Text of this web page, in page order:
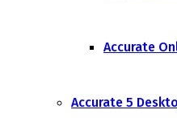
Accurate
Accurate 5